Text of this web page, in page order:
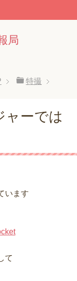
局
特撮
ャーでは
います
て